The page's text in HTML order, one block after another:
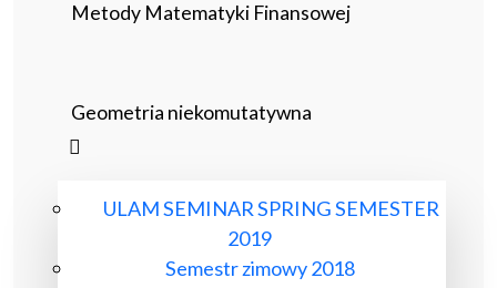
Metody Matematyki Finansowej
Geometria niekomutatywna
ULAM SEMINAR SPRING SEMESTER
2019
Semestr zimowy 2018